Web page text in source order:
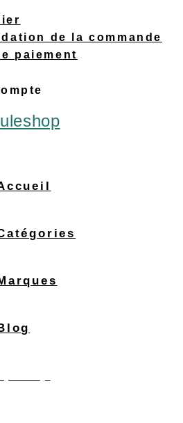
de la commande
paiement